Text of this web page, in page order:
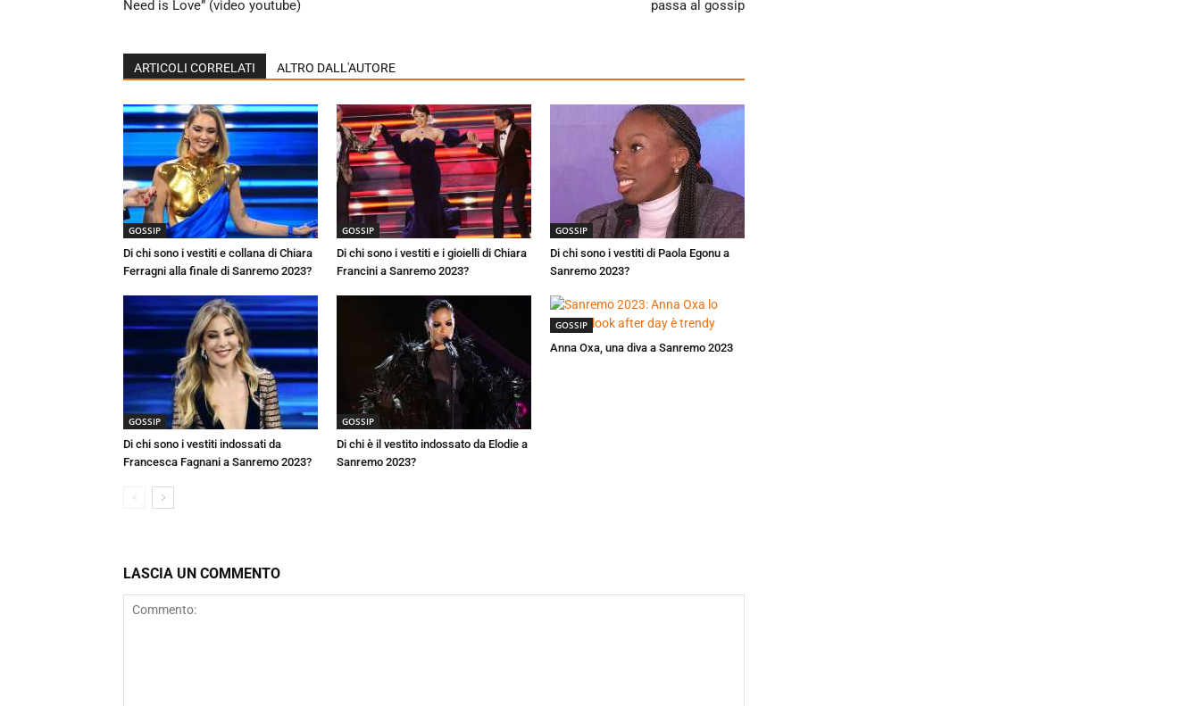
Need is Love” (video youtube)
passa al gossip
ARTICOLI CORRELATI ALTRO DALL'AUTORE
GOSSIP
Di chi sono i vestiti e collana di Chiara
Ferragni alla finale di Sanremo 2023?
GOSSIP
Di chi sono i vestiti e i gioielli di Chiara
Francini a Sanremo 2023?
GOSSIP
Di chi sono i vestiti di Paola Egonu a
Sanremo 2023?
GOSSIP
Di chi sono i vestiti indossati da
Francesca Fagnani a Sanremo 2023?
GOSSIP
Di chi è il vestito indossato da Elodie a
Sanremo 2023?
GOSSIP
Anna Oxa, una diva a Sanremo 2023
LASCIA UN COMMENTO